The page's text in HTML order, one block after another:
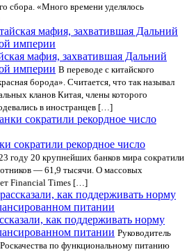
сбора. «Много времени уделялось
мафия, захватившая Дальний
империи В переводе с китайского
борода». Считается, что так называл
кланов Китая, члены которого
в иностранцев […]
сократили рекордное число
году 20 крупнейших банков мира сократили
— 61,9 тысячи. О массовых
Financial Times […]
как поддерживать норму
питании Руководитель
по функциональному питанию